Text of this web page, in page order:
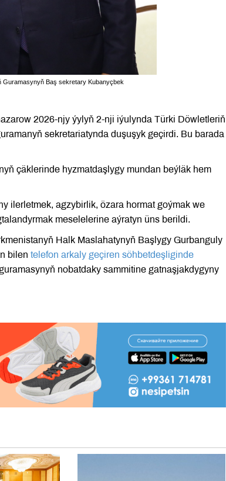
Guramasynyň Baş sekretary Kubanyçbek
2026-njy ýylyň 2-nji iýulynda Türki Döwletleriň
sekretariatynda duşuşyk geçirdi. Bu barada
çäklerinde hyzmatdaşlygy mundan beýläk hem
ilerletmek, agzybirlik, özara hormat goýmak we
meselelerine aýratyn üns berildi.
Halk Maslahatynyň Başlygy Gurbanguly
bilen telefon arkaly geçiren söhbetdeşliginde
nobatdaky sammitine gatnaşjakdygyny